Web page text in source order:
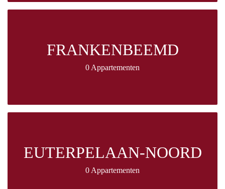
FRANKENBEEMD
0 Appartementen
EUTERPELAAN-NOORD
0 Appartementen